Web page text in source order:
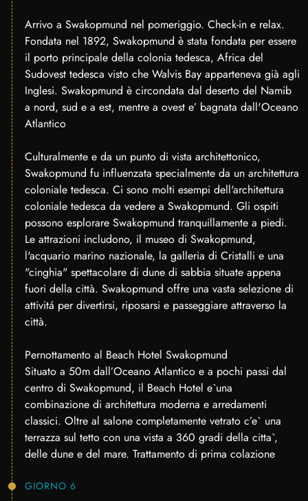
Arrivo a Swakopmund nel pomeriggio. Check-in e relax.
Fondata nel 1892, Swakopmund è stata fondata per essere
il porto principale della colonia tedesca, Africa del
Sudovest tedesca visto che Walvis Bay apparteneva già agli
Inglesi. Swakopmund è circondata dal deserto del Namib
a nord, sud e a est, mentre a ovest e’ bagnata dall'Oceano
Atlantico
Culturalmente e da un punto di vista architettonico,
Swakopmund fu influenzata specialmente da un architettura
coloniale tedesca. Ci sono molti esempi dell'architettura
coloniale tedesca da vedere a Swakopmund. Gli ospiti
possono esplorare Swakopmund tranquillamente a piedi.
Le attrazioni includono, il museo di Swakopmund,
l'acquario marino nazionale, la galleria di Cristalli e una
"cinghia" spettacolare di dune di sabbia situate appena
fuori della città. Swakopmund offre una vasta selezione di
attivitá per divertirsi, riposarsi e passeggiare attraverso la
città.
Pernottamento al Beach Hotel Swakopmund
Situato a 50m dall’Oceano Atlantico e a pochi passi dal
centro di Swakopmund, il Beach Hotel e`una
combinazione di architettura moderna e arredamenti
classici. Oltre al salone completamente vetrato c’e` una
terrazza sul tetto con una vista a 360 gradi della citta`,
delle dune e del mare. Trattamento di prima colazione
GIORNO 6